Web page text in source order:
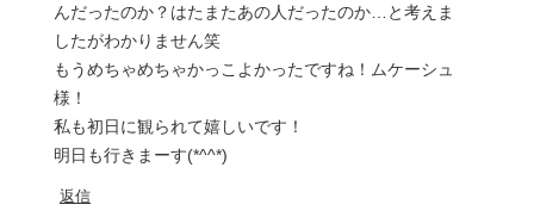
んだったのか？はたまたあの人だったのか…と考えま
したがわかりません笑
もうめちゃめちゃかっこよかったですね！ムケーシュ
様！
私も初日に観られて嬉しいです！
明日も行きまーす(*^^*)
返信